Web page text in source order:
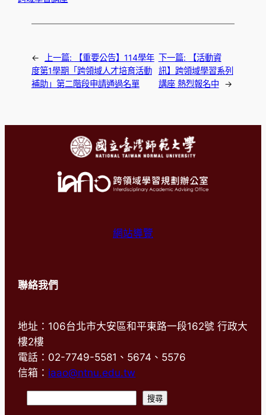
← 上一篇:
【重要公告】114學年
度第1學期「跨領域人才培育活動
補助」第二階段申請通過名單
下一篇:
【活動資
訊】跨領域學習系列
講座 熱烈報名中
→
網站導覽
聯絡我們
地址：106台北市大安區和平東路一段162號 行政大
樓2樓
電話：02-7749-5581、5674、5576
信箱： iaao@ntnu.edu.tw
搜尋